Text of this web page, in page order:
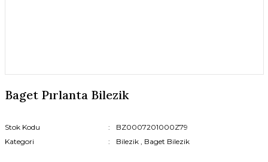
Baget Pırlanta Bilezik
Stok Kodu
BZ0007201000Z79
Kategori
Bilezik , Baget Bilezik